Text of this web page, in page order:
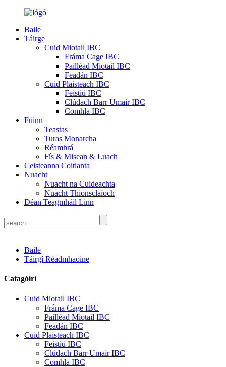
Baile
Táirge
Cuid Miotail IBC
Fráma Cage IBC
Pailléad Miotail IBC
Feadán IBC
Cuid Plaisteach IBC
Feistiú IBC
Clúdach Barr Umair IBC
Comhla IBC
Fúinn
Teastas
Turas Monarcha
Réamhrá
Fís & Misean & Luach
Ceisteanna Coitianta
Nuacht
Nuacht na Cuideachta
Nuacht Thionsclaíoch
Déan Teagmháil Linn
Baile
Táirgí Réadmhaoine
Catagóirí
Cuid Miotail IBC
Fráma Cage IBC
Pailléad Miotail IBC
Feadán IBC
Cuid Plaisteach IBC
Feistiú IBC
Clúdach Barr Umair IBC
Comhla IBC